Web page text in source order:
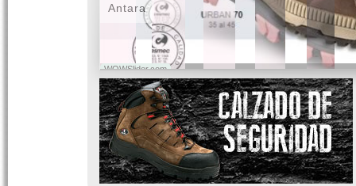
WOWSlider.com
Antara